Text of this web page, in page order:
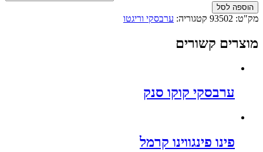
הוספה לסל
מק"ט: 93502 קטגוריה: ערבסקי וריגטו
מוצרים קשורים
ערבסקי קוקו סנק
פינו פינגווינו קרמל